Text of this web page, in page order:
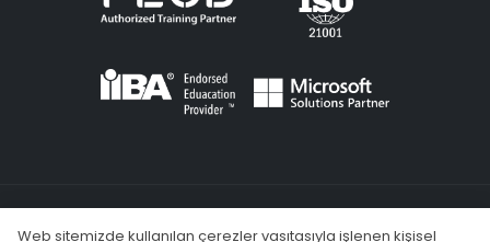
Web sitemizde kullanılan çerezler vasıtasıyla işlenen kişisel